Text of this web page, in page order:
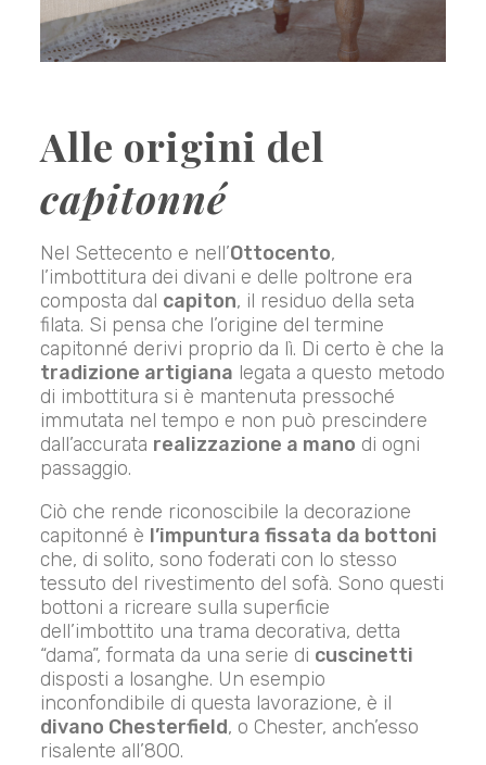
Alle origini del
capitonné
Nel Settecento e nell’Ottocento,
l’imbottitura dei divani e delle poltrone era
composta dal capiton, il residuo della seta
filata. Si pensa che l’origine del termine
capitonné derivi proprio da lì. Di certo è che la
tradizione artigiana legata a questo metodo
di imbottitura si è mantenuta pressoché
immutata nel tempo e non può prescindere
dall’accurata realizzazione a mano di ogni
passaggio.
Ciò che rende riconoscibile la decorazione
capitonné è l’impuntura fissata da bottoni
che, di solito, sono foderati con lo stesso
tessuto del rivestimento del sofà. Sono questi
bottoni a ricreare sulla superficie
dell’imbottito una trama decorativa, detta
“dama”, formata da una serie di cuscinetti
disposti a losanghe. Un esempio
inconfondibile di questa lavorazione, è il
divano Chesterfield, o Chester, anch’esso
risalente all’800.